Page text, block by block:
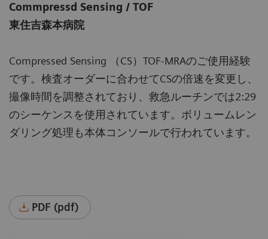
Commpressd Sensing / TOF
東住吉森本病院
Compressed Sensing （CS）TOF-MRAのご使用経験
です。検査オーダーに合わせてCSの倍速を変更し、
撮像時間を調整されており、救急ルーチンでは2:29
のシーケンスを使用されています。ボリュームレン
ダリング処理も本体コンソールで行われています。
PDF (pdf)